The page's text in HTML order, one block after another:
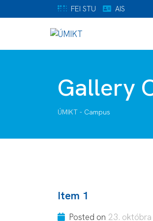
FEI STU AIS
Gallery
ÚMIKT - Campus
Item 1
Posted on 23.